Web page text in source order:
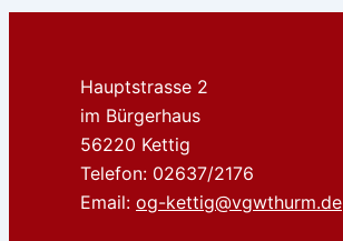
Hauptstrasse 2
im Bürgerhaus
56220 Kettig
Telefon: 02637/2176
Email: og-kettig@vgwthurm.de